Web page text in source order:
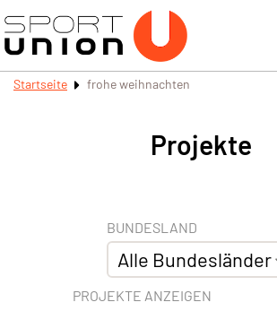
Startseite frohe weihnachten
Projekte
BUNDESLAND
PROJEKTE ANZEIGEN